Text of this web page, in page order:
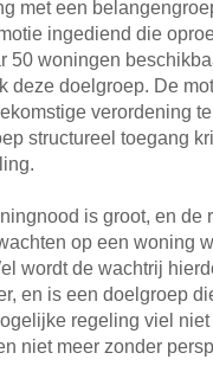
met een
ingediend die
50 woningen
deze doelgroep. De
verordening
structureel toegang
is groot, en de
op een woning
wordt de wachtrij
en is een doelgroep
regeling viel niet
niet meer zonder